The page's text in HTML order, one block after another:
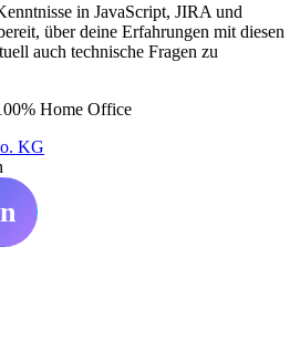
in JavaScript, JIRA und
über deine Erfahrungen mit diesen
auch technische Fragen zu
Home Office
KG